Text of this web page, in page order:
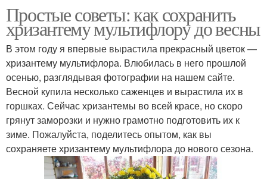
Простые советы: как сохранить
хризантему мультифлору до весны
В этом году я впервые вырастила прекрасный цветок —
хризантему мультифлора. Влюбилась в него прошлой
осенью, разглядывая фотографии на нашем сайте.
Весной купила несколько саженцев и вырастила их в
горшках. Сейчас хризантемы во всей красе, но скоро
грянут заморозки и нужно грамотно подготовить их к
зиме. Пожалуйста, поделитесь опытом, как вы
сохраняете хризантему мультифлора до нового сезона.